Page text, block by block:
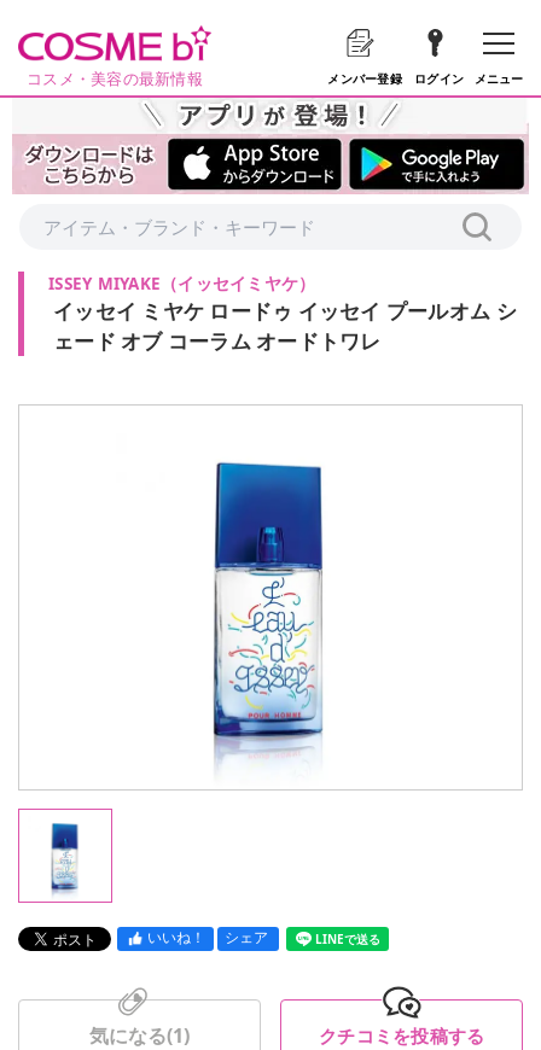
コスメ・美容の最新情報 メンバー登録 ログイン メニュー
ISSEY MIYAKE （イッセイミヤケ）
イッセイ ミヤケ ロードゥ イッセイ プールオム シ
ェード オブ コーラム オードトワレ
いいね！ シェア LINEで送る
気になる(1) クチコミを投稿する